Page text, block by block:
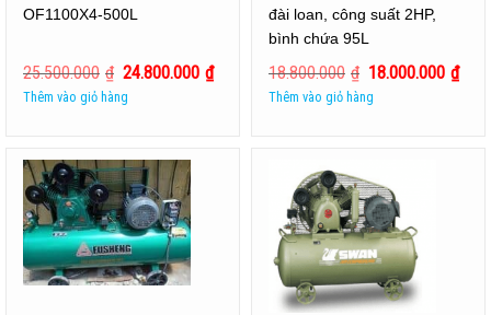
OF1100X4-500L
25.500.000 ₫ 24.800.000 ₫
Thêm vào giỏ hàng
đài loan, công suất 2HP,
bình chứa 95L
18.800.000 ₫ 18.000.000 ₫
Thêm vào giỏ hàng